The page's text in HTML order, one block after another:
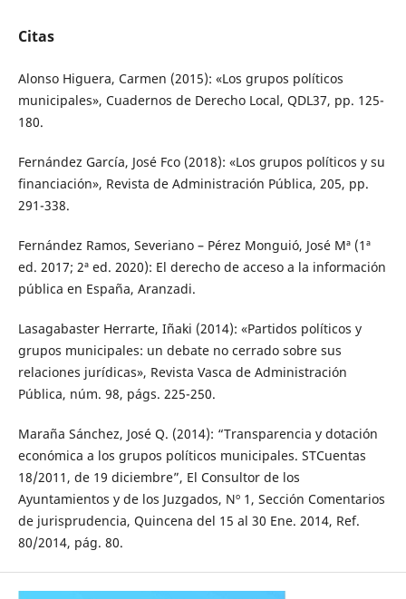
Citas
Alonso Higuera, Carmen (2015): «Los grupos políticos
municipales», Cuadernos de Derecho Local, QDL37, pp. 125-
180.
Fernández García, José Fco (2018): «Los grupos políticos y su
financiación», Revista de Administración Pública, 205, pp.
291-338.
Fernández Ramos, Severiano – Pérez Monguió, José Mª (1ª
ed. 2017; 2ª ed. 2020): El derecho de acceso a la información
pública en España, Aranzadi.
Lasagabaster Herrarte, Iñaki (2014): «Partidos políticos y
grupos municipales: un debate no cerrado sobre sus
relaciones jurídicas», Revista Vasca de Administración
Pública, núm. 98, págs. 225-250.
Maraña Sánchez, José Q. (2014): “Transparencia y dotación
económica a los grupos políticos municipales. STCuentas
18/2011, de 19 diciembre”, El Consultor de los
Ayuntamientos y de los Juzgados, Nº 1, Sección Comentarios
de jurisprudencia, Quincena del 15 al 30 Ene. 2014, Ref.
80/2014, pág. 80.